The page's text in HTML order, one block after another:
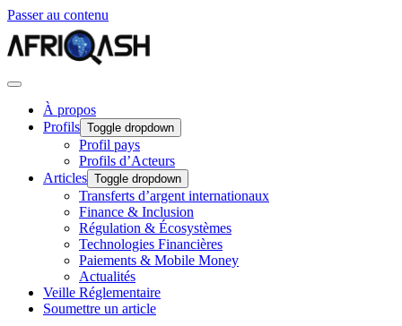
Passer au contenu
À propos
Profils Toggle dropdown
Profil pays
Profils d’Acteurs
Articles Toggle dropdown
Transferts d’argent internationaux
Finance & Inclusion
Régulation & Écosystèmes
Technologies Financières
Paiements & Mobile Money
Actualités
Veille Réglementaire
Soumettre un article